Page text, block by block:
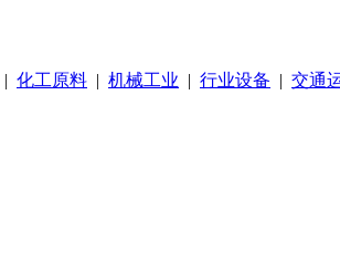
| 化工原料 | 机械工业 | 行业设备 | 交通